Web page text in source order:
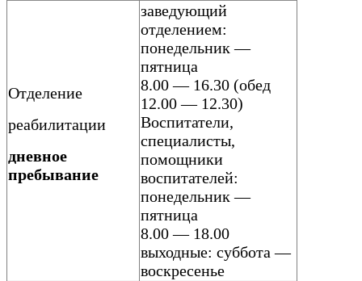
Отделение
реабилитации
дневное
пребывание
заведующий
отделением:
понедельник —
пятница
8.00 — 16.30 (обед
12.00 — 12.30)
Воспитатели,
специалисты,
помощники
воспитателей:
понедельник —
пятница
8.00 — 18.00
выходные: суббота —
воскресенье